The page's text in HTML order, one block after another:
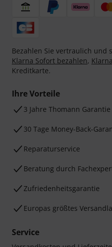
Bezahlen Sie vertraulich und
Klarna Sofort bezahlen,
Kreditkarte.
Ihre Vorteile
3 Jahre Thomann Garantie
30 Tage Money-Back-
Reparaturservice
Beratung durch
Zufriedenheitsgarantie
Europas größtes
Service